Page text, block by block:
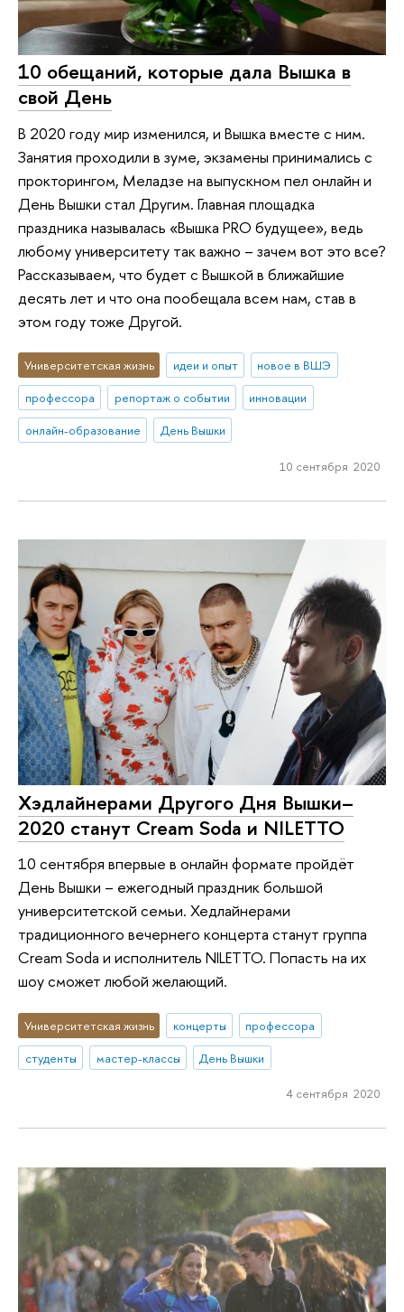
10 обещаний, которые дала Вышка в
свой День
В 2020 году мир изменился, и Вышка вместе с ним.
Занятия проходили в зуме, экзамены принимались с
прокторингом, Меладзе на выпускном пел онлайн и
День Вышки стал Другим. Главная площадка
праздника называлась «Вышка PRO будущее», ведь
любому университету так важно – зачем вот это все?
Рассказываем, что будет с Вышкой в ближайшие
десять лет и что она пообещала всем нам, став в
этом году тоже Другой.
Университетская жизнь идеи и опыт
новое в ВШЭ
профессора
репортаж о событии
инновации
онлайн-образование
День Вышки
10 сентября 2020
Хэдлайнерами Другого Дня Вышки–
2020 станут Cream Soda и NILETTO
10 сентября впервые в онлайн формате пройдёт
День Вышки – ежегодный праздник большой
университетской семьи. Хедлайнерами
традиционного вечернего концерта станут группа
Cream Soda и исполнитель NILETTO. Попасть на их
шоу сможет любой желающий.
Университетская жизнь концерты
профессора
студенты
мастер-классы День Вышки
4 сентября 2020